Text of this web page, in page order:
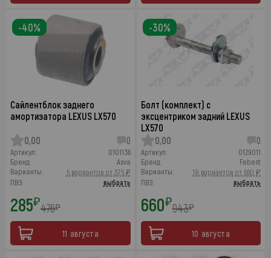
Сайлентблок заднего
амортизатора LEXUS LX570
0,00 0
Артикул:
0101136
Бренд:
Asva
Варианты:
5 вариантов от 375 ₽
ПВЗ:
выбрать
285₽476₽
11 августа
-40%
Болт (комплект) с
эксцентриком задний LEXUS
LX570
0,00
0
Артикул:
0129011
Бренд:
Febest
Варианты:
18 вариантов от 660 ₽
ПВЗ:
выбрать
660₽943₽
10 августа
-30%